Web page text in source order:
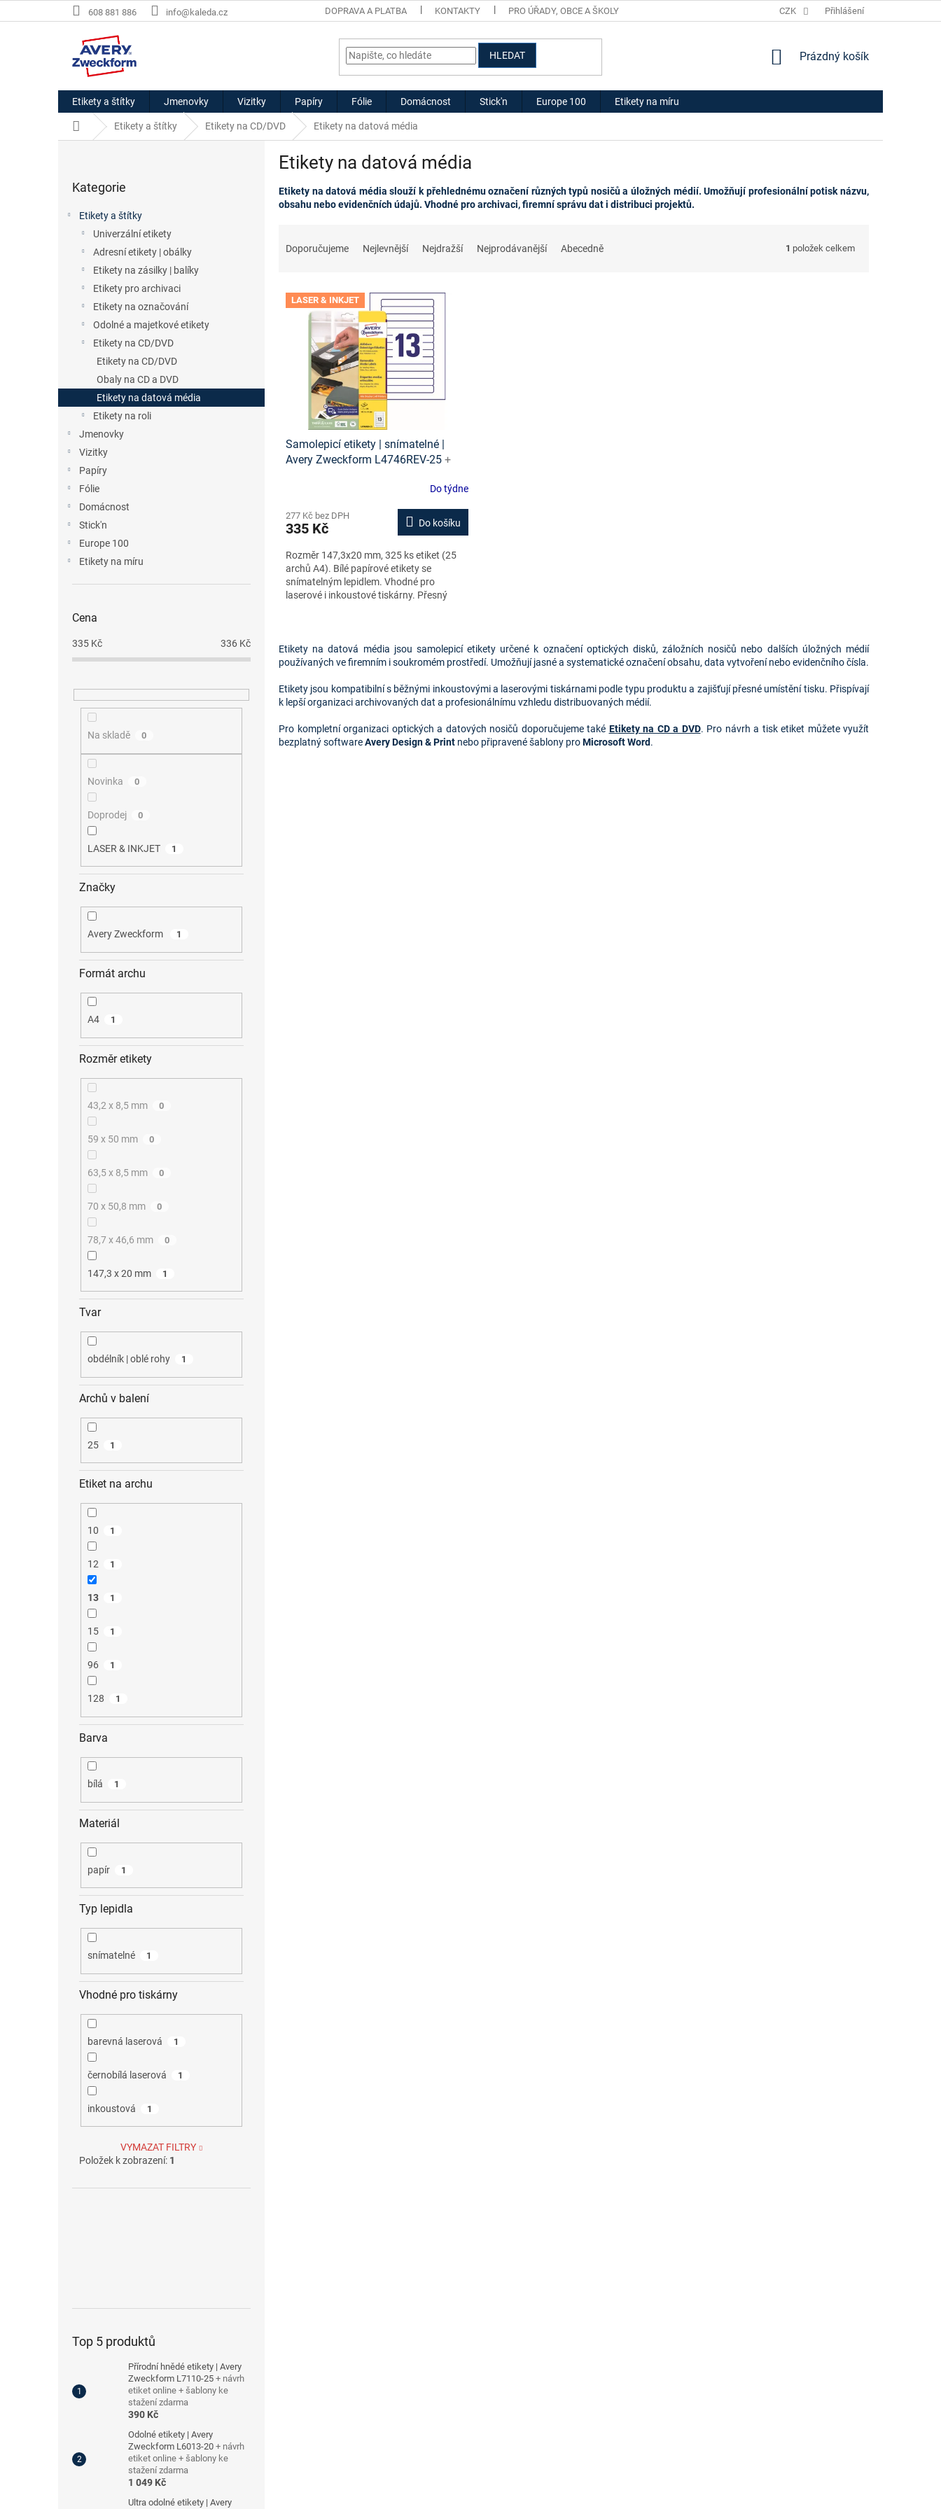
na
608 881 886 info@kaleda.cz DOPRAVA A PLATBA KONTAKTY PRO ÚŘADY, OBCE A ŠKOLY HODNOCENÍ OBCHODU
CZK Přihlášení
HLEDAT
NÁKUPNÍ
Prázdný košík
Etikety a štítky Jmenovky Vizitky Papíry Fólie Domácnost Stick'n Europe 100 Etikety na míru
Domů Etikety a štítky Etikety na CD/DVD Etikety na datová média
kategorie
Kategorie
Etikety a štítky
Univerzální etikety
Adresní etikety | obálky
Etikety na zásilky | balíky
Etikety pro archivaci
Etikety na označování
Odolné a majetkové etikety
Etikety na CD/DVD
Etikety na CD/DVD
Obaly na CD a DVD
Etikety na datová média
Etikety na roli
Jmenovky
Vizitky
Papíry
Fólie
Domácnost
Stick'n
Europe 100
Etikety na míru
Cena
335 Kč 336 Kč
Na skladě 0
Novinka 0
Doprodej 0
LASER & INKJET 1
Značky
Avery Zweckform 1
Formát archu
A4 1
Rozměr etikety
43,2 x 8,5 mm 0
59 x 50 mm 0
63,5 x 8,5 mm 0
70 x 50,8 mm 0
78,7 x 46,6 mm 0
147,3 x 20 mm 1
Tvar
obdélník | oblé rohy 1
Archů v balení
25 1
Etiket na archu
10 1
12 1
13 1
15 1
96 1
128 1
Barva
bílá 1
Materiál
papír 1
Typ lepidla
snímatelné 1
Vhodné pro tiskárny
barevná laserová 1
černobílá laserová 1
inkoustová 1
VYMAZAT FILTRY
Položek k zobrazení: 1
Top 5 produktů
Přírodní hnědé etikety | Avery
Zweckform L7110-25 + návrh
etiket online + šablony ke
stažení zdarma
390 Kč
Odolné etikety | Avery
Zweckform L6013-20 + návrh
etiket online + šablony ke
stažení zdarma
1 049 Kč
Ultra odolné etikety | Avery
Etikety na datová média
Etikety na datová média slouží k přehlednému označení různých typů nosičů a úložných médií. Umožňují profesionální potisk názvu,
obsahu nebo evidenčních údajů. Vhodné pro archivaci, firemní správu dat i distribuci projektů.
Doporučujeme Nejlevnější Nejdražší Nejprodávanější Abecedně 1 položek celkem
V LASER & INKJET
Samolepicí etikety | snímatelné |
Avery Zweckform L4746REV-25 +
Do týdne
277 Kč bez DPH
335 Kč Do košíku
Rozměr 147,3x20 mm, 325 ks etiket (25
archů A4). Bílé papírové etikety se
snímatelným lepidlem. Vhodné pro
laserové i inkoustové tiskárny. Přesný
l
á
a
c
p
r
Etikety na datová média jsou samolepicí etikety určené k označení optických disků, záložních nosičů nebo dalších úložných médií
používaných ve firemním i soukromém prostředí. Umožňují jasné a systematické označení obsahu, data vytvoření nebo evidenčního čísla.
Etikety jsou kompatibilní s běžnými inkoustovými a laserovými tiskárnami podle typu produktu a zajišťují přesné umístění tisku. Přispívají
k lepší organizaci archivovaných dat a profesionálnímu vzhledu distribuovaných médií.
Pro kompletní organizaci optických a datových nosičů doporučujeme také Etikety na CD a DVD. Pro návrh a tisk etiket můžete využít
bezplatný softwareAvery Design & Print nebo připravené šablony proMicrosoft Word.